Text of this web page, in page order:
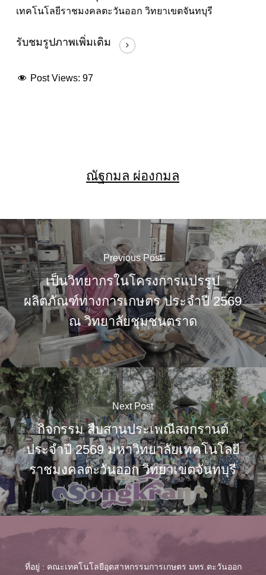
เทคโนโลยีราชมงคลตะวันออก วิทยาเขตจันทบุรี
รับชมรูปภาพเพิ่มเติม
Post Views: 97
ณัฐกมล ผ่องกมล
Previous Post
เป็นวิทยากรในโครงการแปรรูป
ผลิตภัณฑ์ทางการเกษตร ประจำปี 2569
ณ วิทยาลัยชุมชนตราด
Next Post
กิจกรรม สืบสานประเพณีสงกรานต์
ประจำปี 2569 มหาวิทยาลัยเทคโนโลยี
ราชมงคลตะวันออก วิทยาเขตจันทบุรี
ที่อยู่ : คณะเทคโนโลยีอุตสาหกรรมการเกษตร มทร.ตะวันออก